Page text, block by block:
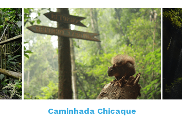
Caminhada Chicaque